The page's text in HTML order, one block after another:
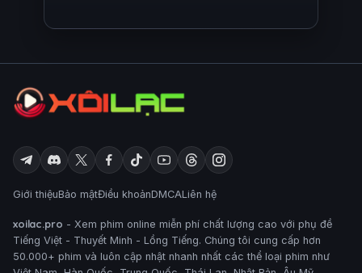
Giới thiệuBảo mậtĐiều khoảnDMCALiên hệ
xoilac.pro - Xem phim online miễn phí chất lượng cao với phụ đề
Tiếng Việt - Thuyết Minh - Lồng Tiếng. Chúng tôi cung cấp hơn
50.000+ phim và luôn cập nhật nhanh nhất các thể loại phim như